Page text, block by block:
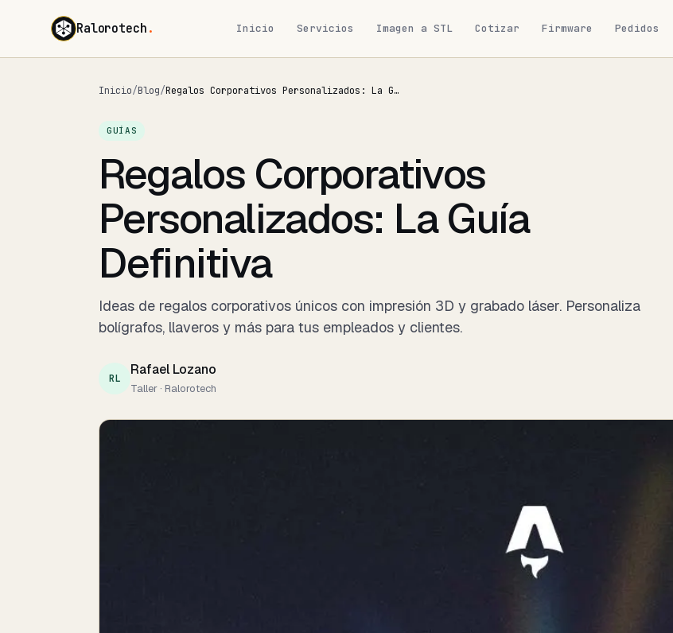
Ralorotech . Inicio Servicios Imagen a STL Cotizar Firmware Pedidos
Inicio/Blog/ Regalos Corporativos Personalizados: La Guía Definitiva
GUÍAS
Regalos Corporativos
Personalizados: La Guía
Definitiva
Ideas de regalos corporativos únicos con impresión 3D y grabado láser. Personaliza
bolígrafos, llaveros y más para tus empleados y clientes.
RL
Rafael Lozano
Taller · Ralorotech